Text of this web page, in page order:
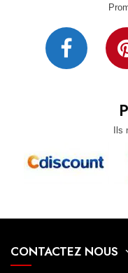
CONTACTEZ NOUS